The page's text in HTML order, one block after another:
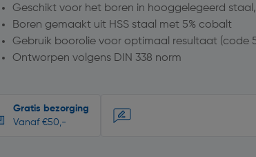
Geschikt voor het boren in hooggelegeerd
Boren gemaakt uit HSS staal met 5% cobalt
Gebruik boorolie voor optimaal resultaat (code
Ontworpen volgens DIN 338 norm
Gratis bezorging
Vanaf €50,-